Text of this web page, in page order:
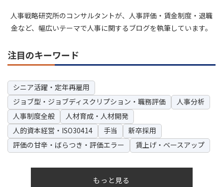
人事戦略研究所のコンサルタントが、人事評価・賃金制度・退職
金など、幅広いテーマで人事に関するブログを執筆しています。
注目のキーワード
シニア活躍・定年再雇用
ジョブ型・ジョブディスクリプション・職務評価
人事分析
人事制度全般
人材育成・人材開発
人的資本経営・ISO30414
手当
新卒採用
評価の甘辛・ばらつき・評価エラー
賃上げ・ベースアップ
もっと見る